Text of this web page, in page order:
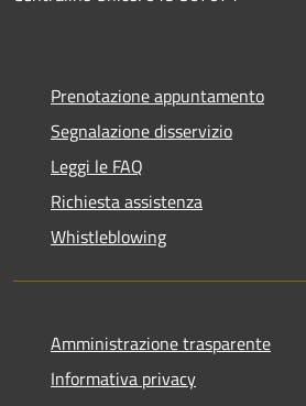
Prenotazione appuntamento
Segnalazione disservizio
Leggi le FAQ
Richiesta assistenza
Whistleblowing
Amministrazione trasparente
Informativa privacy